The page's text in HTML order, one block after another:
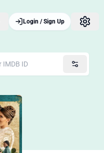
Login / Sign Up